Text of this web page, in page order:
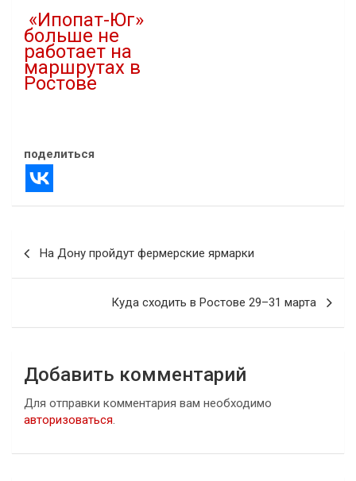
«Ипопат-Юг»
больше не
работает на
маршрутах в
Ростове
поделиться
На Дону пройдут фермерские ярмарки
Куда сходить в Ростове 29–31 марта
Добавить комментарий
Для отправки комментария вам необходимо
авторизоваться.